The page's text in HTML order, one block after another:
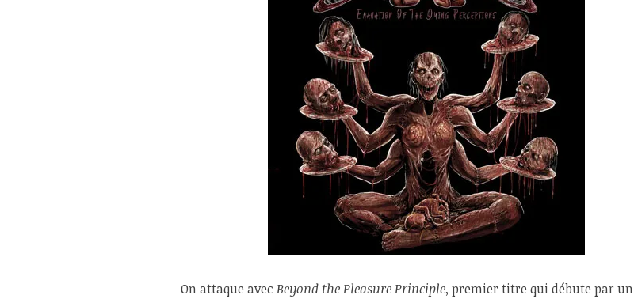
On attaque avec Beyond the Pleasure Principle, premier titre qui débute par un